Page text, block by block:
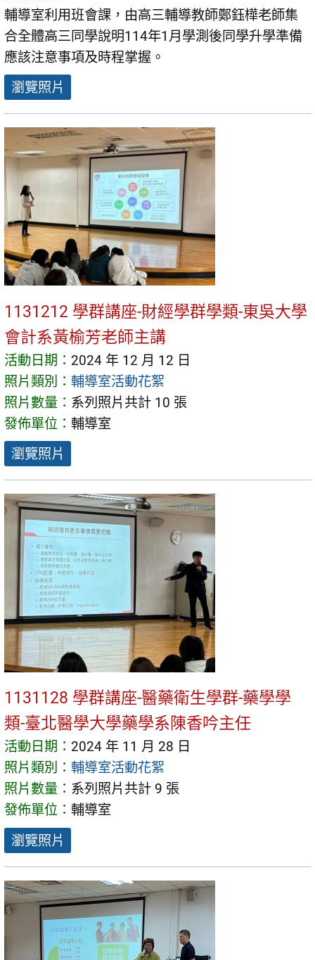
輔導室利用班會課，由高三輔導教師鄭鈺樺老師集
合全體高三同學說明114年1月學測後同學升學準備
應該注意事項及時程掌握。
瀏覽照片
1131212 學群講座-財經學群學類-東吳大學
會計系黃榆芳老師主講
活動日期： 2024 年 12 月 12 日
照片類別： 輔導室活動花絮
照片數量： 系列照片共計 10 張
發佈單位： 輔導室
瀏覽照片
1131128 學群講座-醫藥衛生學群-藥學學
類-臺北醫學大學藥學系陳香吟主任
活動日期： 2024 年 11 月 28 日
照片類別： 輔導室活動花絮
照片數量： 系列照片共計 9 張
發佈單位： 輔導室
瀏覽照片